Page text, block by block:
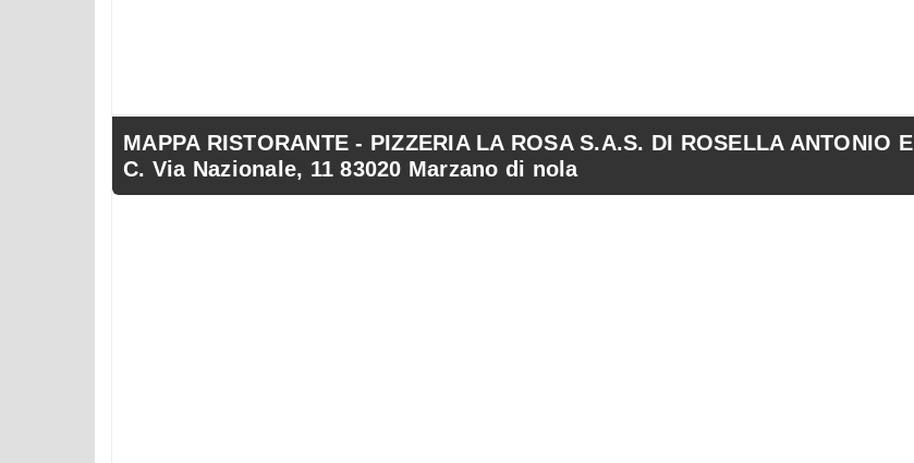
MAPPA RISTORANTE - PIZZERIA LA ROSA S.A.S. DI ROSELLA ANTONIO E
C. Via Nazionale, 11 83020 Marzano di nola